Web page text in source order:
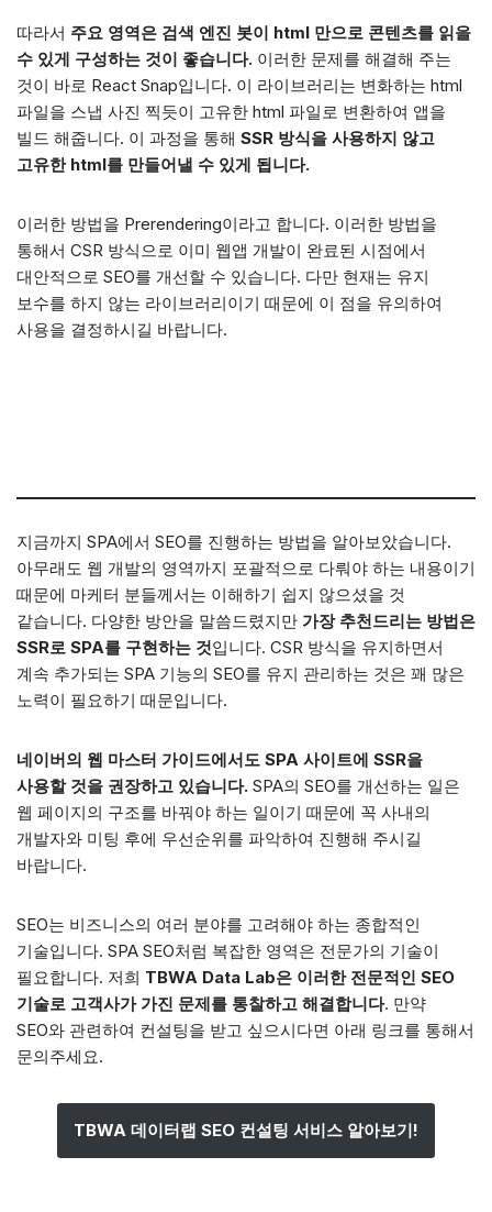
따라서 주요 영역은 검색 엔진 봇이 html 만으로 콘텐츠를 읽을
수 있게 구성하는 것이 좋습니다. 이러한 문제를 해결해 주는
것이 바로 React Snap입니다. 이 라이브러리는 변화하는 html
파일을 스냅 사진 찍듯이 고유한 html 파일로 변환하여 앱을
빌드 해줍니다. 이 과정을 통해 SSR 방식을 사용하지 않고
고유한 html를 만들어낼 수 있게 됩니다.
이러한 방법을 Prerendering이라고 합니다. 이러한 방법을
통해서 CSR 방식으로 이미 웹앱 개발이 완료된 시점에서
대안적으로 SEO를 개선할 수 있습니다. 다만 현재는 유지
보수를 하지 않는 라이브러리이기 때문에 이 점을 유의하여
사용을 결정하시길 바랍니다.
지금까지 SPA에서 SEO를 진행하는 방법을 알아보았습니다.
아무래도 웹 개발의 영역까지 포괄적으로 다뤄야 하는 내용이기
때문에 마케터 분들께서는 이해하기 쉽지 않으셨을 것
같습니다. 다양한 방안을 말씀드렸지만 가장 추천드리는 방법은
SSR로 SPA를 구현하는 것입니다. CSR 방식을 유지하면서
계속 추가되는 SPA 기능의 SEO를 유지 관리하는 것은 꽤 많은
노력이 필요하기 때문입니다.
네이버의 웹 마스터 가이드에서도 SPA 사이트에 SSR을
사용할 것을 권장하고 있습니다. SPA의 SEO를 개선하는 일은
웹 페이지의 구조를 바꿔야 하는 일이기 때문에 꼭 사내의
개발자와 미팅 후에 우선순위를 파악하여 진행해 주시길
바랍니다.
SEO는 비즈니스의 여러 분야를 고려해야 하는 종합적인
기술입니다. SPA SEO처럼 복잡한 영역은 전문가의 기술이
필요합니다. 저희 TBWA Data Lab은 이러한 전문적인 SEO
기술로 고객사가 가진 문제를 통찰하고 해결합니다. 만약
SEO와 관련하여 컨설팅을 받고 싶으시다면 아래 링크를 통해서
문의주세요.
TBWA 데이터랩 SEO 컨설팅 서비스 알아보기!